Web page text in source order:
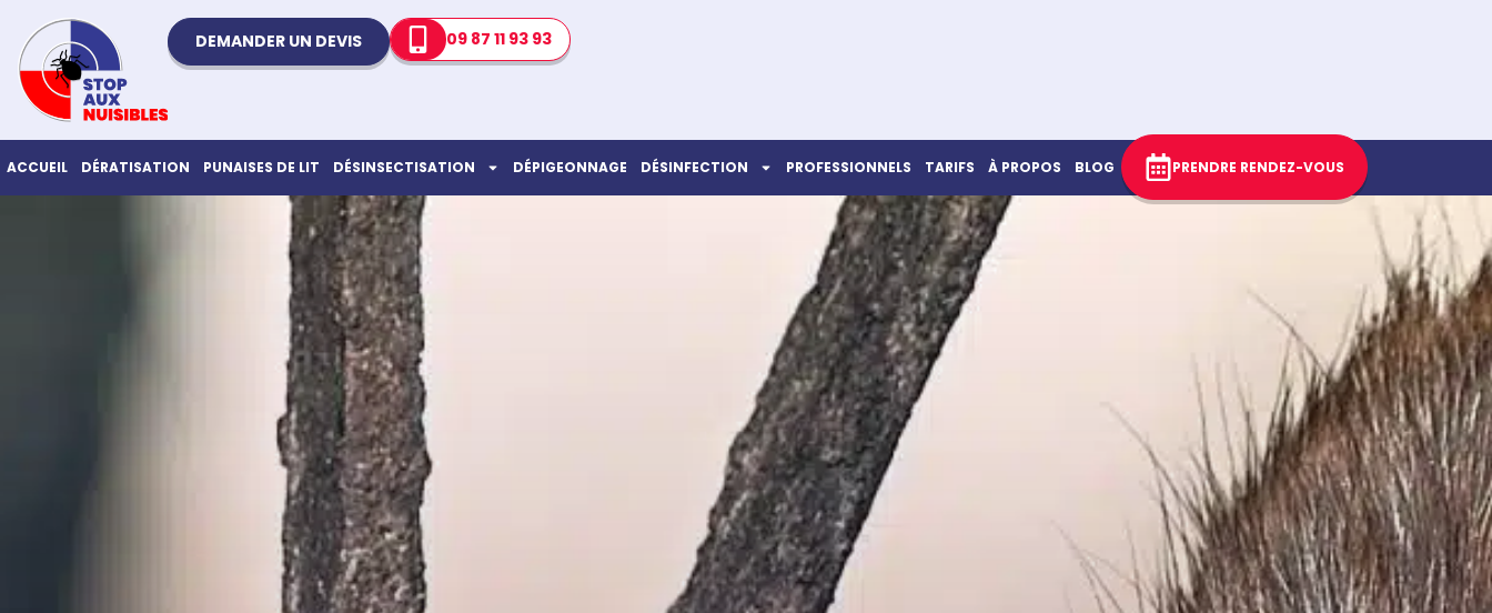
DEMANDER UN DEVIS 09 87 11 93 93
ACCUEIL DÉRATISATION PUNAISES DE LIT DÉSINSECTISATION DÉPIGEONNAGE DÉSINFECTION PROFESSIONNELS TARIFS À PROPOS BLOG PRENDRE RENDEZ-VOUS